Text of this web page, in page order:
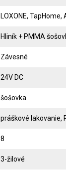
LOXONE,
Hliník + PMMA
Závesné
24V DC
šošovka
práškové lakovanie,
8
3-žilové